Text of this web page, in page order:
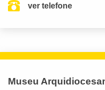
ver telefone
Museu